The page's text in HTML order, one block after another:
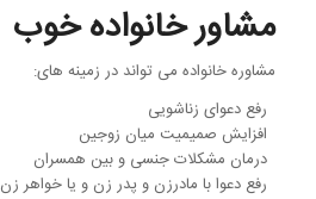
مشاور خانواده خوب
مشاوره خانواده می تواند در زمینه های:
رفع دعوای زناشویی
افزایش صمیمیت میان زوجین
درمان مشکلات جنسی و بین همسران
رفع دعوا با مادرزن و پدر زن و یا خواهر زن